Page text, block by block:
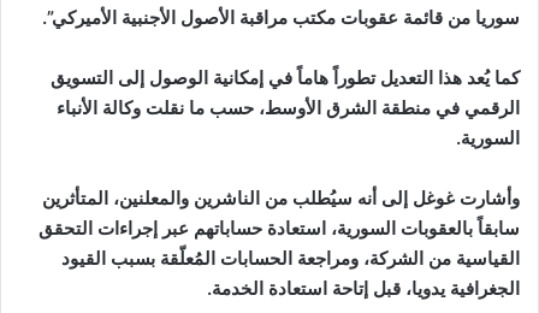
سوريا من قائمة عقوبات مكتب مراقبة الأصول الأجنبية الأميركي”.
كما يُعد هذا التعديل تطوراً هاماً في إمكانية الوصول إلى التسويق
الرقمي في منطقة الشرق الأوسط، حسب ما نقلت وكالة الأنباء
السورية.
وأشارت غوغل إلى أنه سيُطلب من الناشرين والمعلنين، المتأثرين
سابقاً بالعقوبات السورية، استعادة حساباتهم عبر إجراءات التحقق
القياسية من الشركة، ومراجعة الحسابات المُعلّقة بسبب القيود
الجغرافية يدويا، قبل إتاحة استعادة الخدمة.